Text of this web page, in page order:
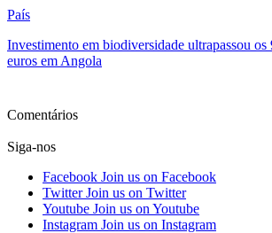
País
Investimento em biodiversidade ultrapassou
euros em Angola
Comentários
Siga-nos
Facebook Join us on Facebook
Twitter Join us on Twitter
Youtube Join us on Youtube
Instagram Join us on Instagram